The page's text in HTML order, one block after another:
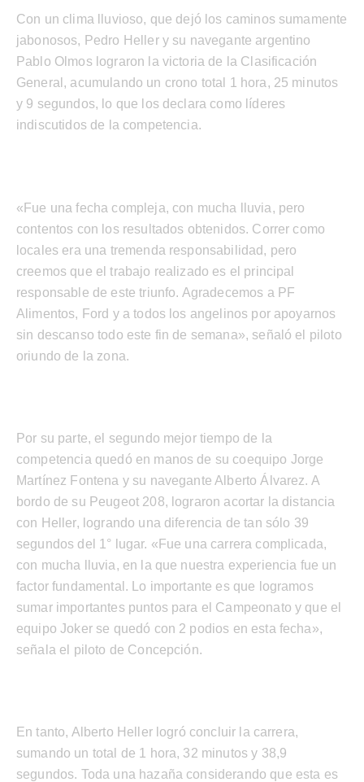
Con un clima lluvioso, que dejó los caminos sumamente
jabonosos, Pedro Heller y su navegante argentino
Pablo Olmos lograron la victoria de la Clasificación
General, acumulando un crono total 1 hora, 25 minutos
y 9 segundos, lo que los declara como líderes
indiscutidos de la competencia.
«Fue una fecha compleja, con mucha lluvia, pero
contentos con los resultados obtenidos. Correr como
locales era una tremenda responsabilidad, pero
creemos que el trabajo realizado es el principal
responsable de este triunfo. Agradecemos a PF
Alimentos, Ford y a todos los angelinos por apoyarnos
sin descanso todo este fin de semana», señaló el piloto
oriundo de la zona.
Por su parte, el segundo mejor tiempo de la
competencia quedó en manos de su coequipo Jorge
Martínez Fontena y su navegante Alberto Álvarez. A
bordo de su Peugeot 208, lograron acortar la distancia
con Heller, logrando una diferencia de tan sólo 39
segundos del 1° lugar. «Fue una carrera complicada,
con mucha lluvia, en la que nuestra experiencia fue un
factor fundamental. Lo importante es que logramos
sumar importantes puntos para el Campeonato y que el
equipo Joker se quedó con 2 podios en esta fecha»,
señala el piloto de Concepción.
En tanto, Alberto Heller logró concluir la carrera,
sumando un total de 1 hora, 32 minutos y 38,9
segundos. Toda una hazaña considerando que esta es